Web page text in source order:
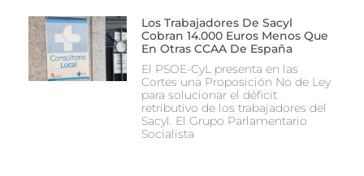
Los Trabajadores De Sacyl
Cobran 14.000 Euros Menos Que
En Otras CCAA De España
El PSOE-CyL presenta en las
Cortes una Proposición No de Ley
para solucionar el déficit
retributivo de los trabajadores del
Sacyl. El Grupo Parlamentario
Socialista